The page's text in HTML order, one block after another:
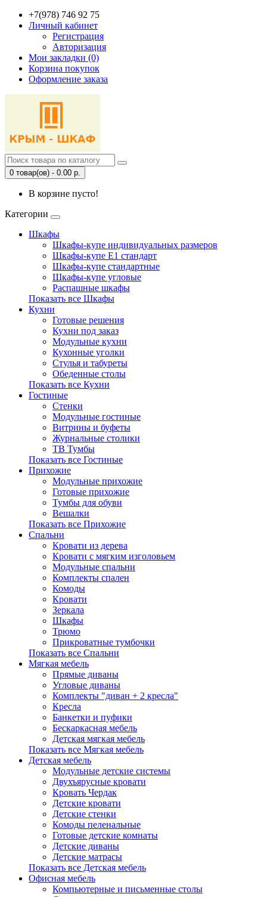
+7(978) 746 92 75
Личный кабинет
Регистрация
Авторизация
Мои закладки (0)
Корзина покупок
Оформление заказа
0 товар(ов) - 0.00 р.
В корзине пусто!
Категории
Шкафы
Шкафы-купе индивидуальных размеров
Шкафы-купе Е1 стандарт
Шкафы-купе стандартные
Шкафы-купе угловые
Распашные шкафы
Показать все Шкафы
Кухни
Готовые решения
Кухни под заказ
Модульные кухни
Кухонные уголки
Стулья и табуреты
Обеденные столы
Показать все Кухни
Гостиные
Стенки
Модульные гостиные
Витрины и буфеты
Журнальные столики
ТВ Тумбы
Показать все Гостиные
Прихожие
Модульные прихожие
Готовые прихожие
Тумбы для обуви
Вешалки
Показать все Прихожие
Спальни
Кровати из дерева
Кровати с мягким изголовьем
Модульные спальни
Комплекты спален
Комоды
Кровати
Зеркала
Шкафы
Трюмо
Прикроватные тумбочки
Показать все Спальни
Мягкая мебель
Прямые диваны
Угловые диваны
Комплекты "диван + 2 кресла"
Кресла
Банкетки и пуфики
Бескаркасная мебель
Детская мягкая мебель
Показать все Мягкая мебель
Детская мебель
Модульные детские системы
Двухъярусные кровати
Кровать Чердак
Детские кровати
Детские стенки
Комоды пеленальные
Готовые детские комнаты
Детские диваны
Детские матрасы
Показать все Детская мебель
Офисная мебель
Компьютерные и письменные столы